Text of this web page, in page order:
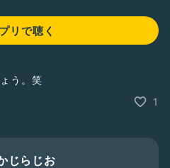
リで聴く
う。笑
1
じらじお